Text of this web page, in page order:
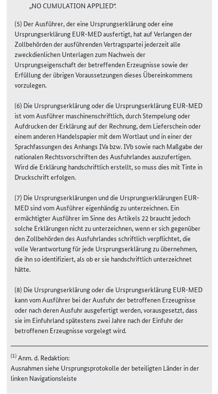
„NO CUMULATION APPLIED“.
(5) Der Ausführer, der eine Ursprungserklärung oder eine
Ursprungserklärung EUR-MED ausfertigt, hat auf Verlangen der
Zollbehörden der ausführenden Vertragspartei jederzeit alle
zweckdienlichen Unterlagen zum Nachweis der
Ursprungseigenschaft der betreffenden Erzeugnisse sowie der
Erfüllung der übrigen Voraussetzungen dieses Übereinkommens
vorzulegen.
(6) Die Ursprungserklärung oder die Ursprungserklärung EUR-MED
ist vom Ausführer maschinenschriftlich, durch Stempelung oder
Aufdrucken der Erklärung auf der Rechnung, dem Lieferschein oder
einem anderen Handelspapier mit dem Wortlaut und in einer der
Sprachfassungen des Anhangs IVa bzw. IVb sowie nach Maßgabe der
nationalen Rechtsvorschriften des Ausfuhrlandes auszufertigen.
Wird die Erklärung handschriftlich erstellt, so muss dies mit Tinte in
Druckschrift erfolgen.
(7) Die Ursprungserklärungen und die Ursprungserklärungen EUR-
MED sind vom Ausführer eigenhändig zu unterzeichnen. Ein
ermächtigter Ausführer im Sinne des Artikels 22 braucht jedoch
solche Erklärungen nicht zu unterzeichnen, wenn er sich gegenüber
den Zollbehörden des Ausfuhrlandes schriftlich verpflichtet, die
volle Verantwortung für jede Ursprungserklärung zu übernehmen,
die ihn so identifiziert, als ob er sie handschriftlich unterzeichnet
hätte.
(8) Die Ursprungserklärung oder die Ursprungserklärung EUR-MED
kann vom Ausführer bei der Ausfuhr der betroffenen Erzeugnisse
oder nach deren Ausfuhr ausgefertigt werden, vorausgesetzt, dass
sie im Einfuhrland spätestens zwei Jahre nach der Einfuhr der
betroffenen Erzeugnisse vorgelegt wird.
(1)Anm. d. Redaktion:
Ausnahmen siehe Ursprungsprotokolle der beteiligten Länder in der
linken Navigationsleiste